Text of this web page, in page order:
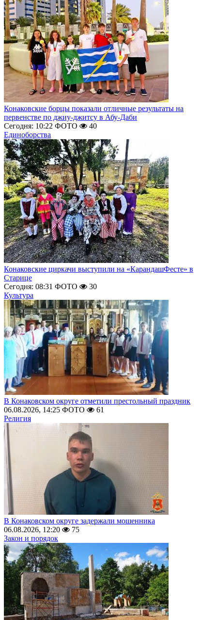
Конаковские борцы показали отличные результаты на
первенстве по джиу-джитсу в Абу-Даби
Сегодня: 10:22 ФОТО
40
Единоборства
Конаковские циркачи выступили на «КарандашФесте» в
Старице
Сегодня: 08:31 ФОТО
30
Культура
В Конаковском округе отметили престольный праздник
06.08.2026, 14:25 ФОТО
61
Религия
В Конаковском округе задержали мошенника
06.08.2026, 12:20
75
Закон и порядок